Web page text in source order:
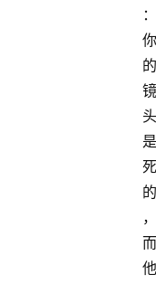
：
你
的
镜
头
是
死
的
，
而
他